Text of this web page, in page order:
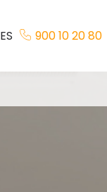
ES 900 10 20 80